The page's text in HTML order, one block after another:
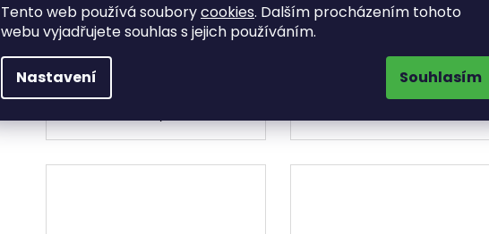
Tento web používá souborycookies. Dalším procházením tohoto
webu vyjadřujete souhlas s jejich používáním.
Nastavení Souhlasím
Sada nožů XinZuo Feng B32 s
klasickým dřevěným stojánkem
obsahuje pět nožů z prémiové
damaškové oceli s ručně
opracovanou čepelí a kvalitní
diamantovou ocílku. Nože z
Sada nožů XinZuo Yu B13H
obsahuje čtyři praktické nože z
ručně opracovanou čepelí a
magnetickým stojánkem z
akáciového dřeva.